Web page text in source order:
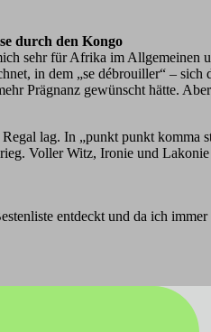
durch den Kongo
sehr für Afrika im
in dem „se débrouiller“ –
Prägnanz gewünscht hätte.
lag. In „punkt punkt
Voller Witz, Ironie und
entdeckt und da ich